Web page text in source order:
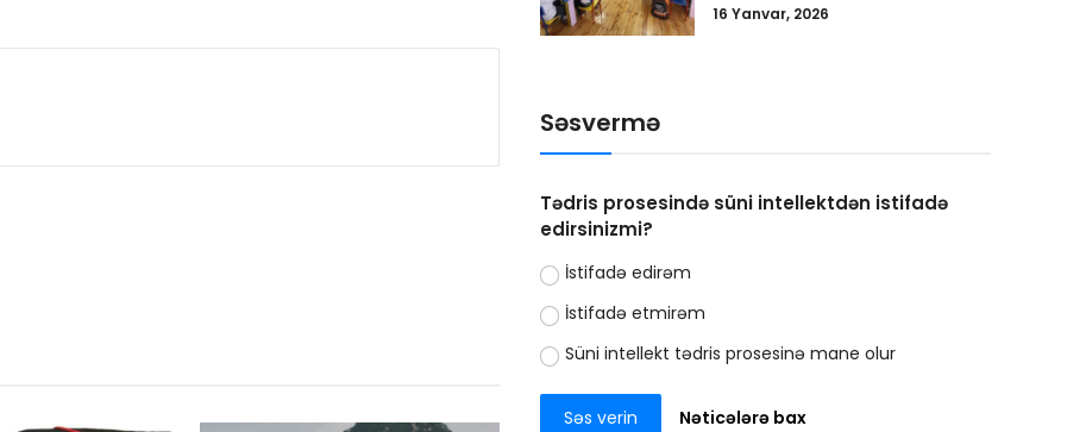
16 Yanvar, 2026
Səsvermə
Tədris prosesində süni intellektdən istifadə
edirsinizmi?
İstifadə edirəm
İstifadə etmirəm
Süni intellekt tədris prosesinə mane olur
Səs verin Nəticələrə bax